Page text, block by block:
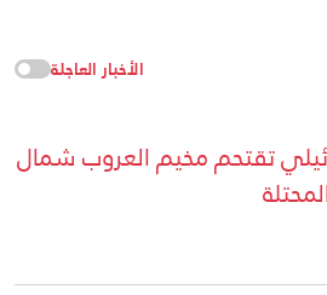
الأخبار العاجلة
تقتحم مخيم العروب شمال